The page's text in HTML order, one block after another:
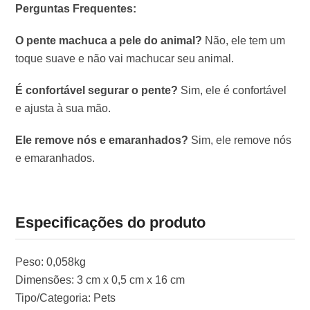
Perguntas Frequentes:
O pente machuca a pele do animal? Não, ele tem um
toque suave e não vai machucar seu animal.
É confortável segurar o pente? Sim, ele é confortável
e ajusta à sua mão.
Ele remove nós e emaranhados? Sim, ele remove nós
e emaranhados.
Especificações do produto
Peso: 0,058kg
Dimensões: 3 cm x 0,5 cm x 16 cm
Tipo/Categoria: Pets